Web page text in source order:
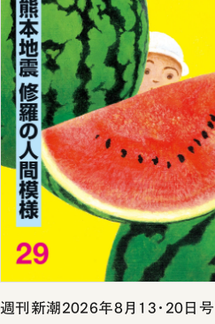
週刊新潮2026年8月13・20日号